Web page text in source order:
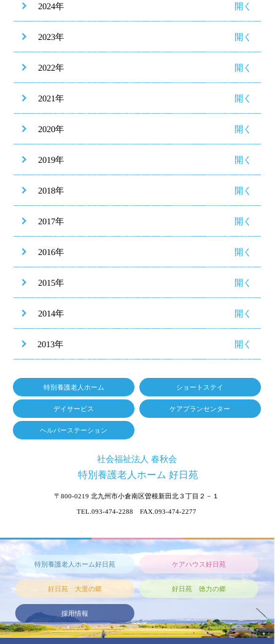
2024年
2023年
2022年
2021年
2020年
2019年
2018年
2017年
2016年
2015年
2014年
2013年
特別養護老人ホーム ショートステイ
デイサービス ケアプランセンター
ヘルパーステーション
社会福祉法人 春秋会
特別養護老人ホーム 好日苑
〒800-0219 北九州市小倉南区曽根新田北３丁目２－１
TEL.093-474-2288 FAX.093-474-2277
特別養護老人ホーム好日苑 ケアハウス好日苑
好日苑 大里の郷 好日苑 徳力の郷
採用情報